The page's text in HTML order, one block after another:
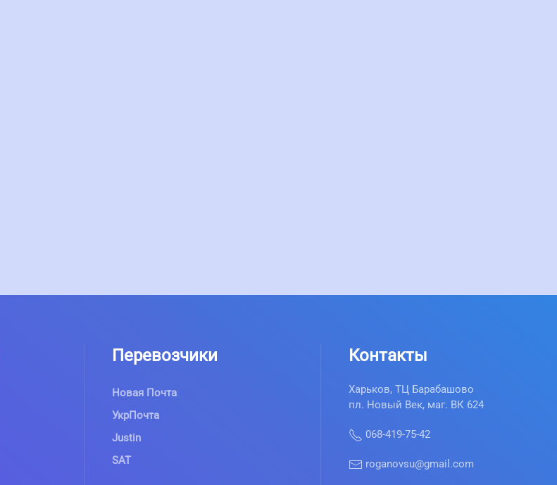
Перевозчики
Новая Почта
УкрПочта
Justin
SAT
Контакты
Харьков, ТЦ Барабашово
пл. Новый Век, маг. ВК 624
068-419-75-42
roganovsu@gmail.com